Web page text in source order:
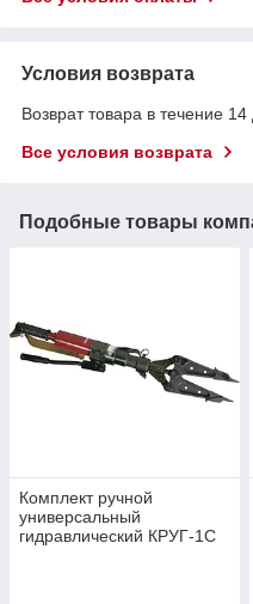
Условия возврата
Возврат товара в течение
Все условия возврата
Подобные товары
Комплект ручной
универсальный
гидравлический КРУГ-1C